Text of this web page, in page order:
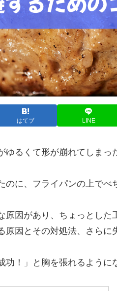
はてブ LINE
ゆるくて形が崩れてしま
に、フライパンの上でべ
因があり、ちょっとした
因とその対処法、さらに
！」と胸を張れるように